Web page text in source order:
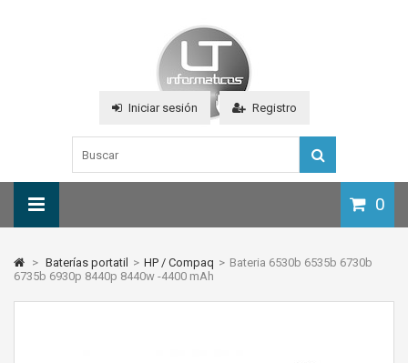
Iniciar sesión Registro
0
> Baterías portatil > HP / Compaq > Bateria 6530b 6535b 6730b
6735b 6930p 8440p 8440w -4400 mAh